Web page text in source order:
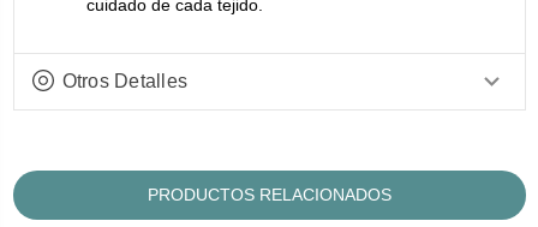
cuidado de cada tejido.
Otros Detalles
PRODUCTOS RELACIONADOS